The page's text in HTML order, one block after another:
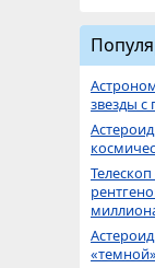
звезды с
Телескоп